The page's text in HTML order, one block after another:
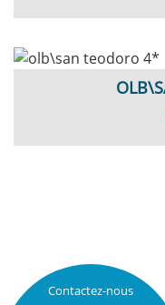
Contactez-nous